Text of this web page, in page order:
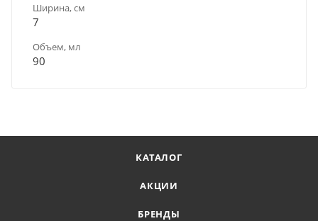
Ширина, см
7
Объем, мл
90
КАТАЛОГ
АКЦИИ
БРЕНДЫ